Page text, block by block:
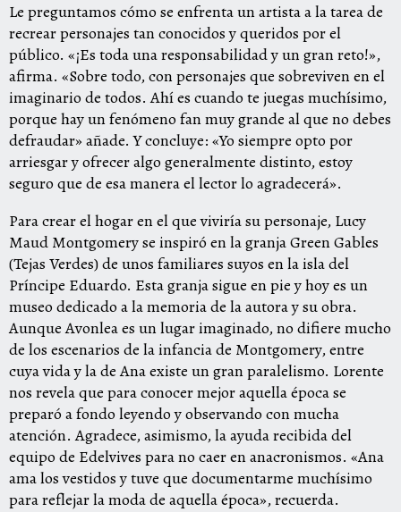
Le preguntamos cómo se enfrenta un artista a la tarea de
recrear personajes tan conocidos y queridos por el
público. «¡Es toda una responsabilidad y un gran reto!»,
afirma. «Sobre todo, con personajes que sobreviven en el
imaginario de todos. Ahí es cuando te juegas muchísimo,
porque hay un fenómeno fan muy grande al que no debes
defraudar» añade. Y concluye: «Yo siempre opto por
arriesgar y ofrecer algo generalmente distinto, estoy
seguro que de esa manera el lector lo agradecerá».
Para crear el hogar en el que viviría su personaje, Lucy
Maud Montgomery se inspiró en la granja Green Gables
(Tejas Verdes) de unos familiares suyos en la isla del
Príncipe Eduardo. Esta granja sigue en pie y hoy es un
museo dedicado a la memoria de la autora y su obra.
Aunque Avonlea es un lugar imaginado, no difiere mucho
de los escenarios de la infancia de Montgomery, entre
cuya vida y la de Ana existe un gran paralelismo. Lorente
nos revela que para conocer mejor aquella época se
preparó a fondo leyendo y observando con mucha
atención. Agradece, asimismo, la ayuda recibida del
equipo de Edelvives para no caer en anacronismos. «Ana
ama los vestidos y tuve que documentarme muchísimo
para reflejar la moda de aquella época», recuerda.